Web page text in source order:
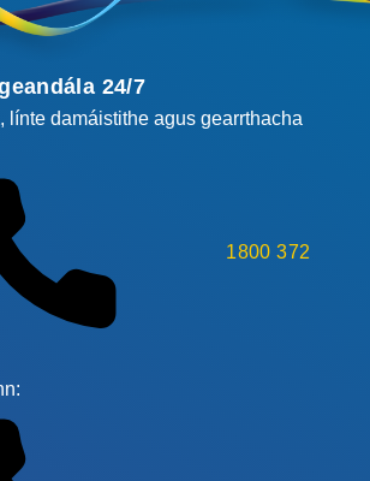
24/7
línte damáistithe agus gearrthacha
1800 372